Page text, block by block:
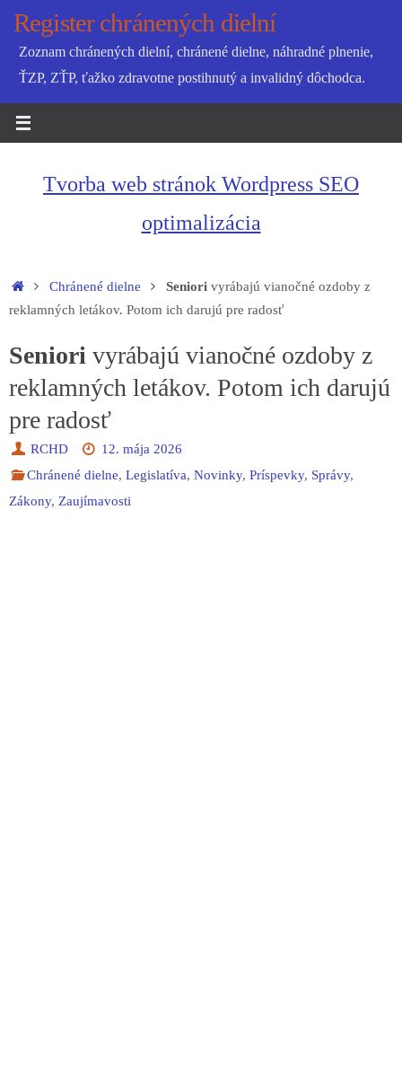
SkipRegister chránených dielní
Zoznam chránených dielní, chránené dielne, náhradné plnenie,
ŤZP, ZŤP, ťažko zdravotne postihnutý a invalidný dôchodca.
Tvorba web stránok Wordpress SEO
optimalizácia
HomeChránené dielne Seniori vyrábajú vianočné ozdoby z
reklamných letákov. Potom ich darujú pre radosť
Seniori vyrábajú vianočné ozdoby z
reklamných letákov. Potom ich darujú
pre radosť
RCHD
12. mája 2026
Chránené dielne,Legislatíva,Novinky,Príspevky, Správy,
Zákony, Zaujímavosti